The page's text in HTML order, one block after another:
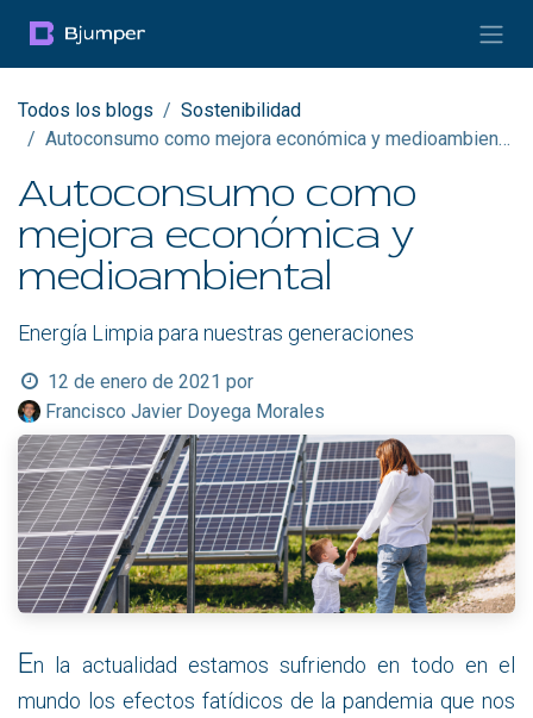
Todos los blogs
Sostenibilidad
Autoconsumo como mejora económica y medioambiental
Autoconsumo como
mejora económica y
medioambiental
Energía Limpia para nuestras generaciones
12 de enero de 2021 por
Francisco Javier Doyega Morales
En la actualidad estamos sufriendo en todo en el
mundo los efectos fatídicos de la pandemia que nos